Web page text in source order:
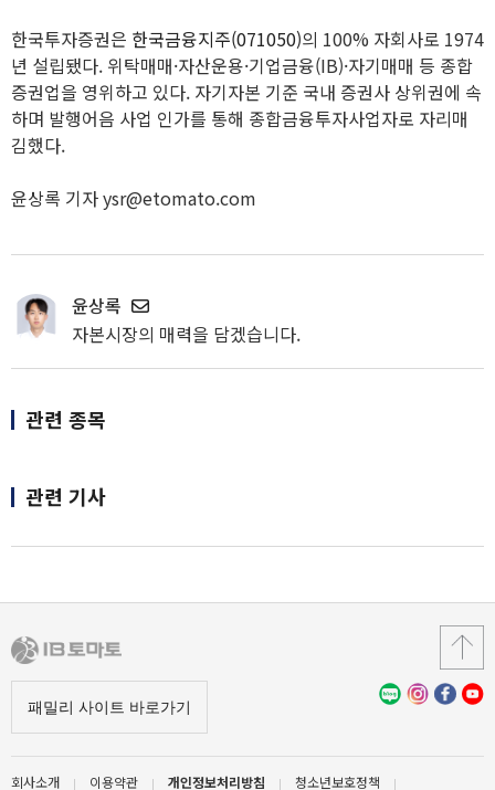
한국투자증권은 한국금융지주(071050)의 100% 자회사로 1974
년 설립됐다. 위탁매매·자산운용·기업금융(IB)·자기매매 등 종합
증권업을 영위하고 있다. 자기자본 기준 국내 증권사 상위권에 속
하며 발행어음 사업 인가를 통해 종합금융투자사업자로 자리매
김했다.
윤상록 기자 ysr@etomato.com
윤상록
자본시장의 매력을 담겠습니다.
관련 종목
관련 기사
회사소개 이용약관 개인정보처리방침 청소년보호정책